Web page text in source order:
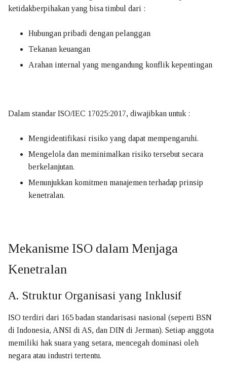
ketidakberpihakan yang bisa timbul dari :
Hubungan pribadi dengan pelanggan
Tekanan keuangan
Arahan internal yang mengandung konflik kepentingan
Dalam standar ISO/IEC 17025:2017, diwajibkan untuk :
Mengidentifikasi risiko yang dapat mempengaruhi.
Mengelola dan meminimalkan risiko tersebut secara
berkelanjutan.
Menunjukkan komitmen manajemen terhadap prinsip
kenetralan.
Mekanisme ISO dalam Menjaga
Kenetralan
A. Struktur Organisasi yang Inklusif
ISO terdiri dari 165 badan standarisasi nasional (seperti BSN
di Indonesia, ANSI di AS, dan DIN di Jerman). Setiap anggota
memiliki hak suara yang setara, mencegah dominasi oleh
negara atau industri tertentu.